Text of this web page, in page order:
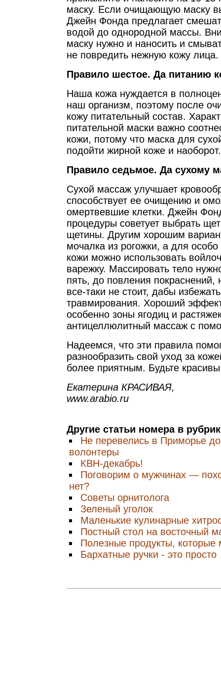
маску. Если очищающую маску
Джейн Фонда предлагает
водой до однородной массы.
маску нужно и наносить и
не повредить нежную кожу лица.
Правило шестое. Да питанию
Наша кожа нуждается в
наш организм, поэтому после
кожу питательный состав.
питательной маски важно
кожи, потому что маска для
подойти жирной коже и наоборот.
Правило седьмое. Да сухому
Сухой массаж улучшает
способствует ее очищению и
омертвевшие клетки. Джейн
процедуры советует выбрать
щетины. Другим хорошим
мочалка из рогожки, а для особо
кожи можно использовать
варежку. Массировать тело
пять, до повления покраснений,
все-таки не стоит, дабы
травмирования. Хороший
особенно зоны ягодиц и
антицеллюлитный массаж с
Надеемся, что эти правила
разнообразить свой уход за
более приятным. Будьте
Екатерина КРАСИВАЯ,
www.arabio.ru
Другие статьи номера в
Не перевелись в Приморье
волонтеры
КВН-декабрь!
Поговорим о мужчинах —
нет?
Советы орнитолога
Зеленый уголок
Маленькие кулинарные
Постный стол на восточный
Полезные продукты,
Бархатные ручки - это просто